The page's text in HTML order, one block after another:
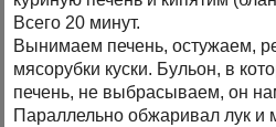
Всего 20 минут.
Вынимаем печень, остужаем,
мясорубки куски. Бульон, в
печень, не выбрасываем, он
Параллельно обжаривал лук и